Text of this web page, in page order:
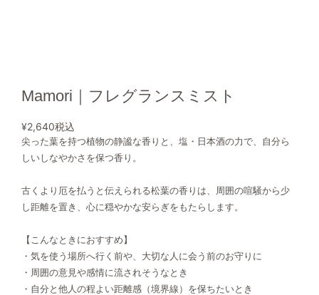
Mamori｜フレグランスミスト
¥2,640税込
尖った葉を持つ植物の静謐な香りと、塩・日本酒の力で、自分ら
しいしなやかさを保つ香り。
古くより厄を払うと伝えられる松葉の香りは、周囲の喧騒から少
し距離を置き、心に穏やかな安らぎをもたらします。
【こんなときにおすすめ】
・気を使う場所へ行く前や、大切な人に会う前のお守りに
・周囲の意見や感情に流されそうなとき
・自分と他人の程よい距離感（境界線）を保ちたいとき